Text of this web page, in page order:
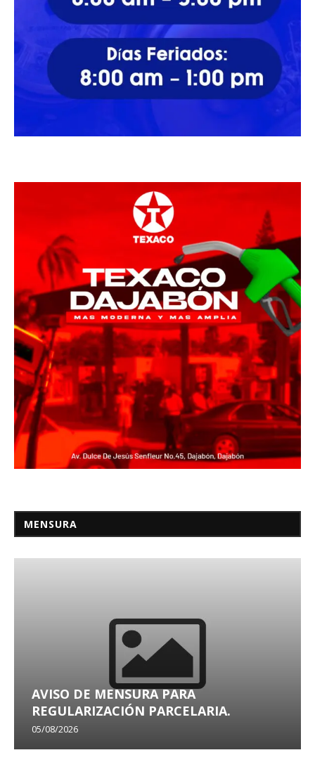
MENSURA
AVISO DE MENSURA PARA
REGULARIZACIÓN PARCELARIA.
05/08/2026